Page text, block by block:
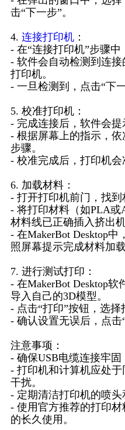
击“下一步”。
4. 连接打印机：
- 在“连接打印机”步骤中
- 软件会自动检测到连接
打印机。
- 一旦检测到，点击“下一
5. 校准打印机：
- 完成连接后，软件会提
- 根据屏幕上的指示，
步骤。
- 校准完成后，打印机会
6. 加载材料：
- 打开打印机前门，找到
- 将打印材料（如PLA或
材料线已正确插入挤出机
- 在MakerBot Desktop
照屏幕提示完成材料加载
7. 进行测试打印：
- 在MakerBot Desktop
导入自己的3D模型。
- 点击“打印”按钮，选择
- 确认设置无误后，点击
注意事项：
- 确保USB电缆连接牢固
- 打印机和计算机应处
干扰。
- 定期清洁打印机的喷头
- 使用官方推荐的打印
的长久使用。